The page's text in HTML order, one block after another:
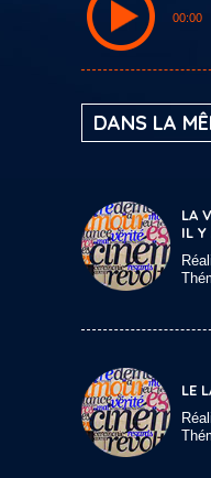
00:00
DANS LA
LA
IL Y
LE